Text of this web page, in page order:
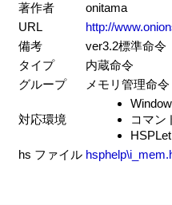
著作者
onitama
URL
http://
備考
ver3.2標準命令
タイプ
内蔵命令
グループ
メモリ管理命令
対応環境
コマン
HSPLet
hs ファイル